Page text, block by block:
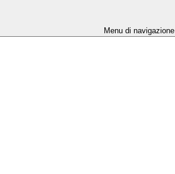
Menu di navigazione